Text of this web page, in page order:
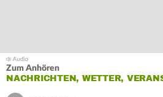
Zum Anhören
NACHRICHTEN, WETTER,